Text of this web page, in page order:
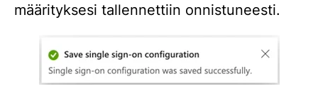
määrityksesi tallennettiin onnistuneesti.